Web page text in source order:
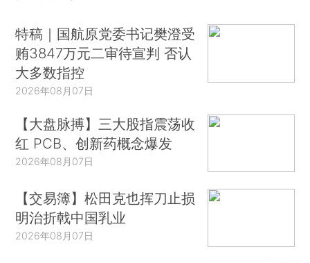
特稿｜国航原党委书记樊澄受
贿3847万元二审待宣判 否认
大多数指控
2026年08月07日
【大盘脉搏】三大股指震荡收
红 PCB、创新药概念爆发
2026年08月07日
【交易簿】松田克也挥刀止损
明治折戟中国乳业
2026年08月07日